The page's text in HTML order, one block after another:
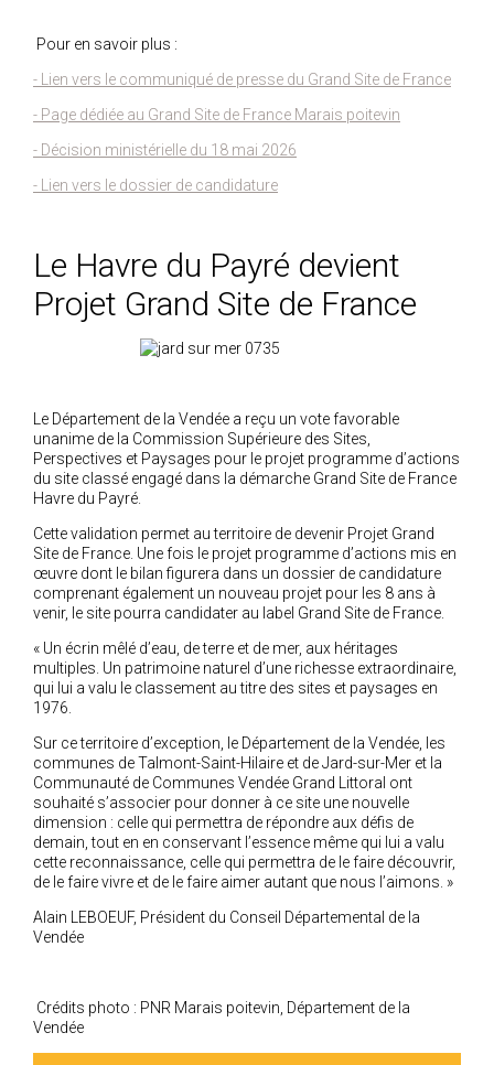
Pour en savoir plus :
- Lien vers le communiqué de presse du Grand Site de France
- Page dédiée au Grand Site de France Marais poitevin
- Décision ministérielle du 18 mai 2026
- Lien vers le dossier de candidature
Le Havre du Payré devient
Projet Grand Site de France
Le Département de la Vendée a reçu un vote favorable
unanime de la Commission Supérieure des Sites,
Perspectives et Paysages pour le projet programme d’actions
du site classé engagé dans la démarche Grand Site de France
Havre du Payré.
Cette validation permet au territoire de devenir Projet Grand
Site de France. Une fois le projet programme d’actions mis en
œuvre dont le bilan figurera dans un dossier de candidature
comprenant également un nouveau projet pour les 8 ans à
venir, le site pourra candidater au label Grand Site de France.
« Un écrin mêlé d’eau, de terre et de mer, aux héritages
multiples. Un patrimoine naturel d’une richesse extraordinaire,
qui lui a valu le classement au titre des sites et paysages en
1976.
Sur ce territoire d’exception, le Département de la Vendée, les
communes de Talmont-Saint-Hilaire et de Jard-sur-Mer et la
Communauté de Communes Vendée Grand Littoral ont
souhaité s’associer pour donner à ce site une nouvelle
dimension : celle qui permettra de répondre aux défis de
demain, tout en en conservant l’essence même qui lui a valu
cette reconnaissance, celle qui permettra de le faire découvrir,
de le faire vivre et de le faire aimer autant que nous l’aimons. »
Alain LEBOEUF, Président du Conseil Départemental de la
Vendée
Crédits photo : PNR Marais poitevin, Département de la
Vendée